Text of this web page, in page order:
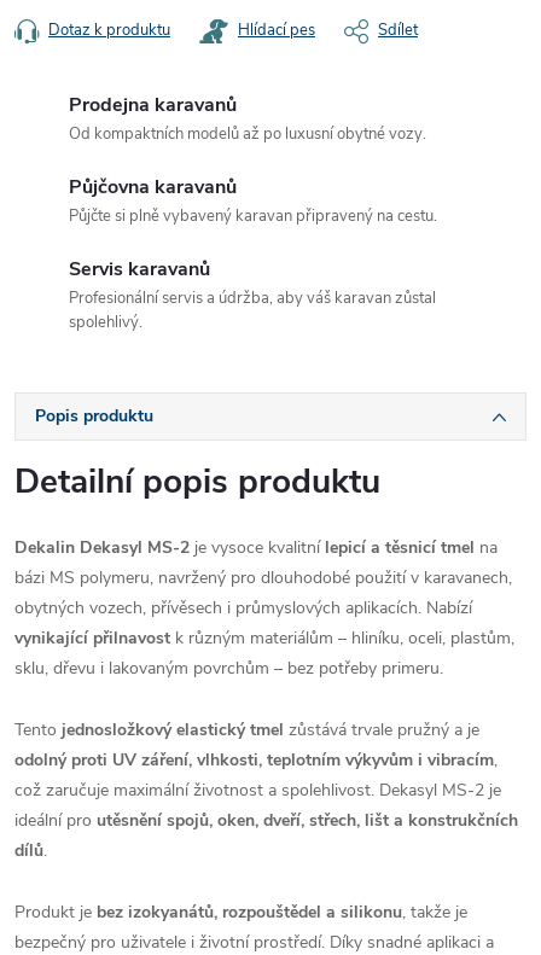
Dotaz k produktu Hlídací pes Sdílet
Prodejna karavanů
Od kompaktních modelů až po luxusní obytné vozy.
Půjčovna karavanů
Půjčte si plně vybavený karavan připravený na cestu.
Servis karavanů
Profesionální servis a údržba, aby váš karavan zůstal
spolehlivý.
Popis produktu
Detailní popis produktu
Dekalin Dekasyl MS-2 je vysoce kvalitní lepicí a těsnicí tmel na
bázi MS polymeru, navržený pro dlouhodobé použití v karavanech,
obytných vozech, přívěsech i průmyslových aplikacích. Nabízí
vynikající přilnavost k různým materiálům – hliníku, oceli, plastům,
sklu, dřevu i lakovaným povrchům – bez potřeby primeru.
Tento jednosložkový elastický tmel zůstává trvale pružný a je
odolný proti UV záření, vlhkosti, teplotním výkyvům i vibracím,
což zaručuje maximální životnost a spolehlivost. Dekasyl MS-2 je
ideální pro utěsnění spojů, oken, dveří, střech, lišt a konstrukčních
dílů.
Produkt je bez izokyanátů, rozpouštědel a silikonu, takže je
bezpečný pro uživatele i životní prostředí. Díky snadné aplikaci a